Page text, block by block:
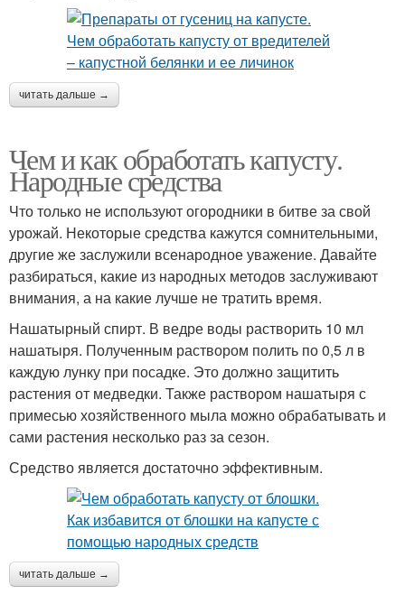
читать дальше →
Чем и как обработать капусту.
Народные средства
Что только не используют огородники в битве за свой
урожай. Некоторые средства кажутся сомнительными,
другие же заслужили всенародное уважение. Давайте
разбираться, какие из народных методов заслуживают
внимания, а на какие лучше не тратить время.
Нашатырный спирт. В ведре воды растворить 10 мл
нашатыря. Полученным раствором полить по 0,5 л в
каждую лунку при посадке. Это должно защитить
растения от медведки. Также раствором нашатыря с
примесью хозяйственного мыла можно обрабатывать и
сами растения несколько раз за сезон.
Средство является достаточно эффективным.
читать дальше →